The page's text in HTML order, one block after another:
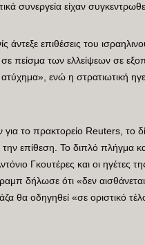
συνεργεία είχαν
άντεξε επιθέσεις του
σε πείσμα των ελλείψεων σε
ενώ η στρατιωτική
για το πρακτορείο Reuters, το
επίθεση. Το διπλό πλήγμα
Γκουτέρες και οι ηγέτες
δήλωσε ότι «δεν
θα οδηγηθεί «σε οριστικό